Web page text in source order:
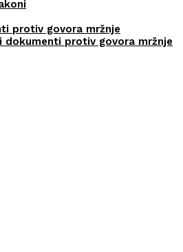
protiv govora mržnje
dokumenti protiv govora mržnje